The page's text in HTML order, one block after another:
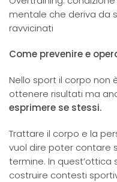
mentale che deriva da
ravvicinati
Come prevenire e
Nello sport il corpo non
ottenere risultati ma
esprimere se stessi.
Trattare il corpo e la
vuol dire poter contare
termine. In
costruire contesti